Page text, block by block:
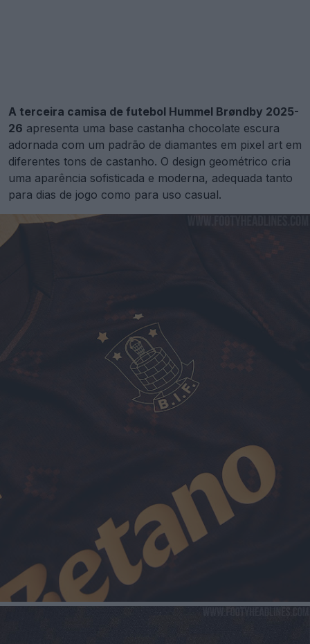
A terceira camisa de futebol Hummel Brøndby 2025-
26 apresenta uma base castanha chocolate escura
adornada com um padrão de diamantes em pixel art em
diferentes tons de castanho. O design geométrico cria
uma aparência sofisticada e moderna, adequada tanto
para dias de jogo como para uso casual.